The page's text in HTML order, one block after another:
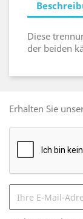
Diese
der beiden
Erhalten Sie